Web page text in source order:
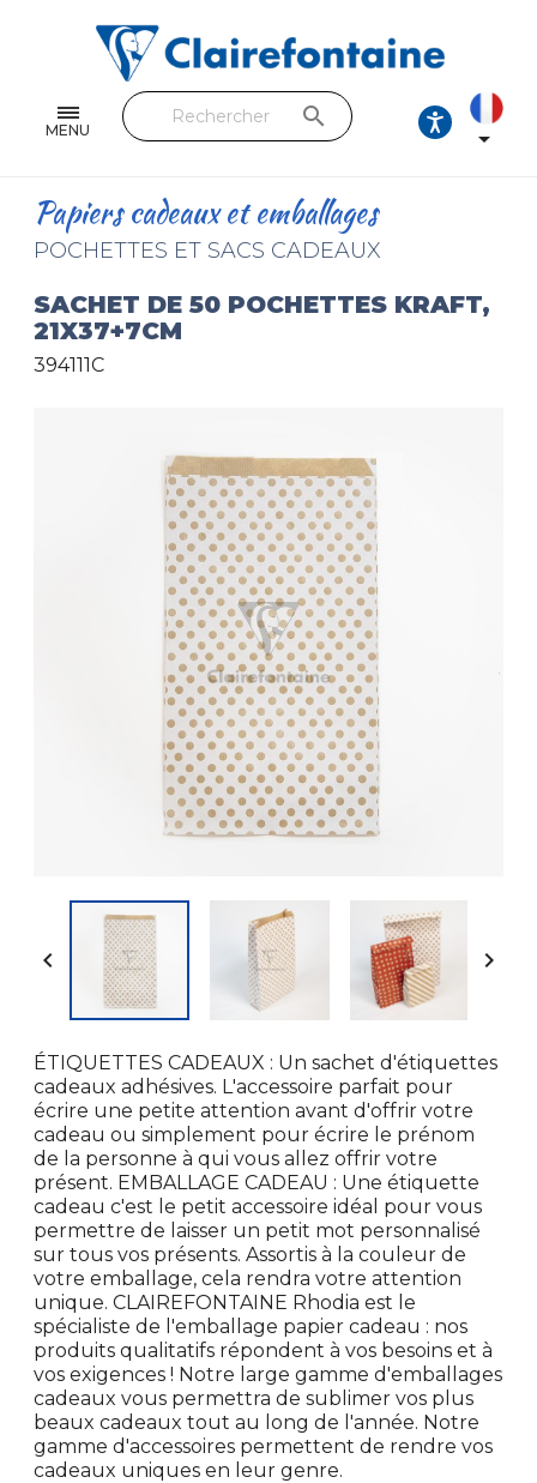
MENU
Feuilles & Copies
Beaux-arts & Dessin
Loisirs créatifs
Cuir & trousses
search

Papiers cadeaux et emballages
POCHETTES ET SACS CADEAUX
SACHET DE 50 POCHETTES KRAFT,
21X37+7CM
394111C
 
ÉTIQUETTES CADEAUX : Un sachet d'étiquettes
cadeaux adhésives. L'accessoire parfait pour
écrire une petite attention avant d'offrir votre
cadeau ou simplement pour écrire le prénom
de la personne à qui vous allez offrir votre
présent. EMBALLAGE CADEAU : Une étiquette
cadeau c'est le petit accessoire idéal pour vous
permettre de laisser un petit mot personnalisé
sur tous vos présents. Assortis à la couleur de
votre emballage, cela rendra votre attention
unique. CLAIREFONTAINE Rhodia est le
spécialiste de l'emballage papier cadeau : nos
produits qualitatifs répondent à vos besoins et à
vos exigences ! Notre large gamme d'emballages
cadeaux vous permettra de sublimer vos plus
beaux cadeaux tout au long de l'année. Notre
gamme d'accessoires permettent de rendre vos
cadeaux uniques en leur genre.